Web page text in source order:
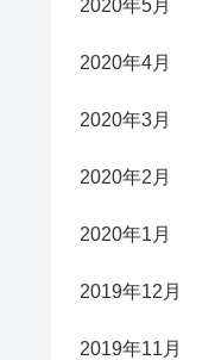
2020年5月
2020年4月
2020年3月
2020年2月
2020年1月
2019年12月
2019年11月